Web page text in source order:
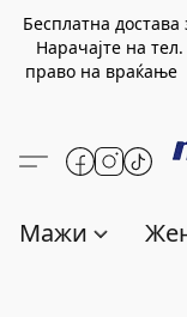
Бесплатна
Нарачајте на тел.
право на
Мажи